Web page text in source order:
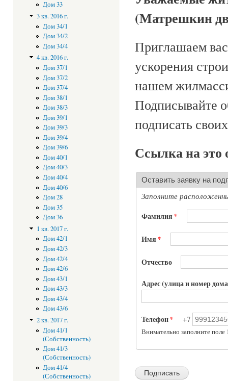
Дом 33
3 кв. 2016 г.
Дом 34/1
Дом 34/2
Дом 34/4
4 кв. 2016 г.
Дом 37/1
Дом 37/2
Дом 37/4
Дом 38/1
Дом 38/3
Дом 39/1
Дом 39/3
Дом 39/4
Дом 39/6
Дом 40/1
Дом 40/3
Дом 40/4
Дом 40/6
Дом 28
Дом 35
Дом 36
1 кв. 2017 г.
Дом 42/1
Дом 42/3
Дом 42/4
Дом 42/6
Дом 43/1
Дом 43/3
Дом 43/4
Дом 43/6
2 кв. 2017 г.
Дом 41/1
(Собственность)
Дом 41/3
(Собственность)
Дом 41/4
(Собственность)
(Матрешкин
Приглашаем
ускорения
нашем
Подписывайте
подписать
Ссылка на
Оставить заявку на
Заполните
Фамилия*
Имя*
Отчество
Адрес (улица и номер
Телефон* +7
Внимательно заполните